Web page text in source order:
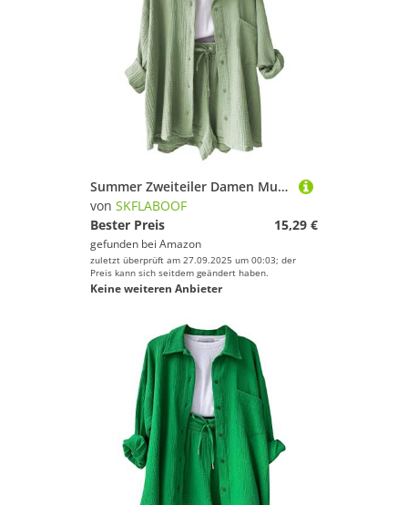
Summer Zweiteiler Damen Musselin Bluse Set, Elegant Leinen Bluse Hemd Und Shorts Einfarbig Lounge Set Strand Y2k Clothes Sportanzug Oversize Freizeitanzug Kurzarm Hausanzug Outfits Amy Green L
von SKFLABOOF
Bester Preis
15,29 €
gefunden bei Amazon
zuletzt überprüft am 27.09.2025 um 00:03; der
Preis kann sich seitdem geändert haben.
Keine weiteren Anbieter